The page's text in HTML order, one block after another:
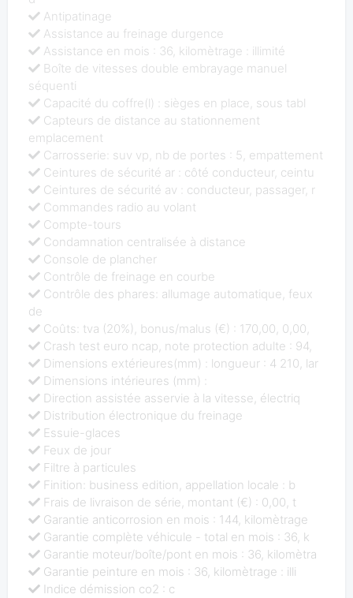
Antipatinage
Assistance au freinage durgence
Assistance en mois : 36, kilomètrage : illimité
Boîte de vitesses double embrayage manuel
séquenti
Capacité du coffre(l) : sièges en place, sous tabl
Capteurs de distance au stationnement
emplacement
Carrosserie: suv vp, nb de portes : 5, empattement
Ceintures de sécurité ar : côté conducteur, ceintu
Ceintures de sécurité av : conducteur, passager, r
Commandes radio au volant
Compte-tours
Condamnation centralisée à distance
Console de plancher
Contrôle de freinage en courbe
Contrôle des phares: allumage automatique, feux
de
Coûts: tva (20%), bonus/malus (€) : 170,00, 0,00,
Crash test euro ncap, note protection adulte : 94,
Dimensions extérieures(mm) : longueur : 4 210, lar
Dimensions intérieures (mm) :
Direction assistée asservie à la vitesse, électriq
Distribution électronique du freinage
Essuie-glaces
Feux de jour
Filtre à particules
Finition: business edition, appellation locale : b
Frais de livraison de série, montant (€) : 0,00, t
Garantie anticorrosion en mois : 144, kilomètrage
Garantie complète véhicule - total en mois : 36, k
Garantie moteur/boîte/pont en mois : 36, kilomètra
Garantie peinture en mois : 36, kilomètrage : illi
Indice démission co2 : c